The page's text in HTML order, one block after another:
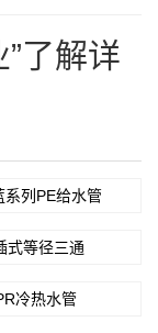
”了解详
系列PE给水管
式等径三通
冷热水管